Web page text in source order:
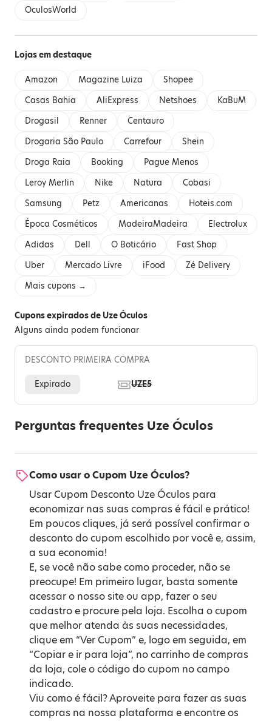
OculosWorld
Lojas em destaque
Amazon Magazine Luiza
Shopee
Casas Bahia
AliExpress Netshoes
KaBuM
Drogasil
Renner
Centauro
Drogaria São Paulo
Carrefour
Shein
Droga Raia
Booking
Pague Menos
Leroy Merlin
Nike Natura
Cobasi
Samsung
Petz Americanas
Hoteis.com
Época Cosméticos
MadeiraMadeira
Electrolux
Adidas
Dell O Boticário
Fast Shop
Uber
Mercado Livre iFood
Zé Delivery
Mais cupons →
Cupons expirados de Uze Óculos
Alguns ainda podem funcionar
DESCONTO PRIMEIRA COMPRA
Expirado UZE5
Perguntas frequentes Uze Óculos
Como usar o Cupom Uze Óculos?
Usar Cupom Desconto Uze Óculos para
economizar nas suas compras é fácil e prático!
Em poucos cliques, já será possível confirmar o
desconto do cupom escolhido por você e, assim,
a sua economia!
E, se você não sabe como proceder, não se
preocupe! Em primeiro lugar, basta somente
acessar o nosso site ou app, fazer o seu
cadastro e procure pela loja. Escolha o cupom
que melhor atenda às suas necessidades,
clique em “Ver Cupom” e, logo em seguida, em
“Copiar e ir para loja”, no carrinho de compras
da loja, cole o código do cupom no campo
indicado.
Viu como é fácil? Aproveite para fazer as suas
compras na nossa plataforma e encontre os